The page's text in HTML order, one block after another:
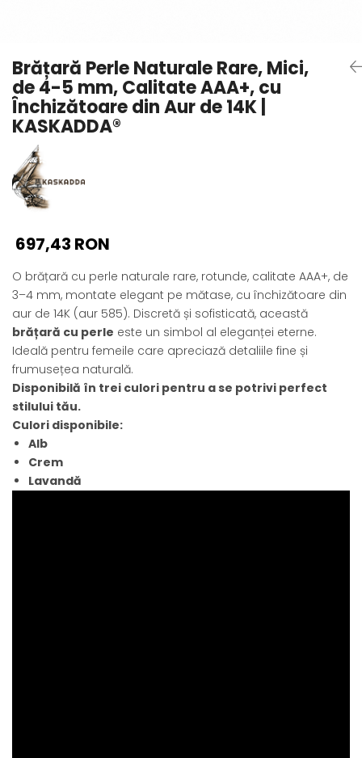
Pandantive cu Perle
Brose cu Perle
Brățară Perle Naturale Rare, Mici,
de 4-5 mm, Calitate AAA+, cu
Închizătoare din Aur de 14K |
KASKADDA®
697,43 RON
O brățară cu perle naturale rare, rotunde, calitate AAA+, de
3–4 mm, montate elegant pe mătase, cu închizătoare din
aur de 14K (aur 585). Discretă și sofisticată, această
brățară cu perle este un simbol al eleganței eterne.
Ideală pentru femeile care apreciază detaliile fine și
frumusețea naturală.
Disponibilă în trei culori pentru a se potrivi perfect
stilului tău.
Culori disponibile:
Alb
Crem
Lavandă